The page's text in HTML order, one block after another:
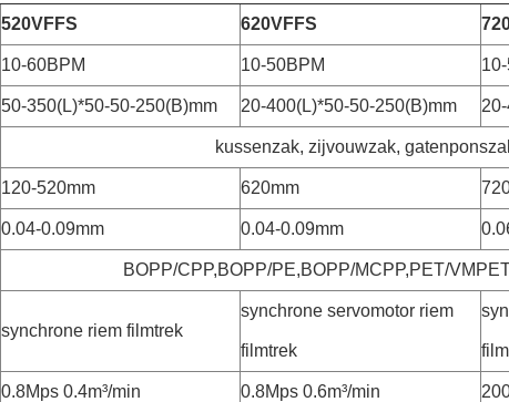
520VFFS 620VFFS
10-60BPM 10-50BPM
50-350(L)*50-50-250(B)mm 20-400(L)*50-50-250(B)mm
kussenzak, zijvouwzak,
120-520mm 620mm
0.04-0.09mm 0.04-0.09mm
BOPP/CPP,BOPP/PE,BOPP/MCPP,PET/
synchrone riem filmtrek
synchrone servomotor riem
filmtrek
0.8Mps 0.4m³/min 0.8Mps 0.6m³/min